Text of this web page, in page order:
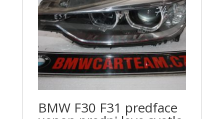
BMW F30 F31 predface